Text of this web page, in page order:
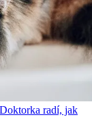
radí, jak